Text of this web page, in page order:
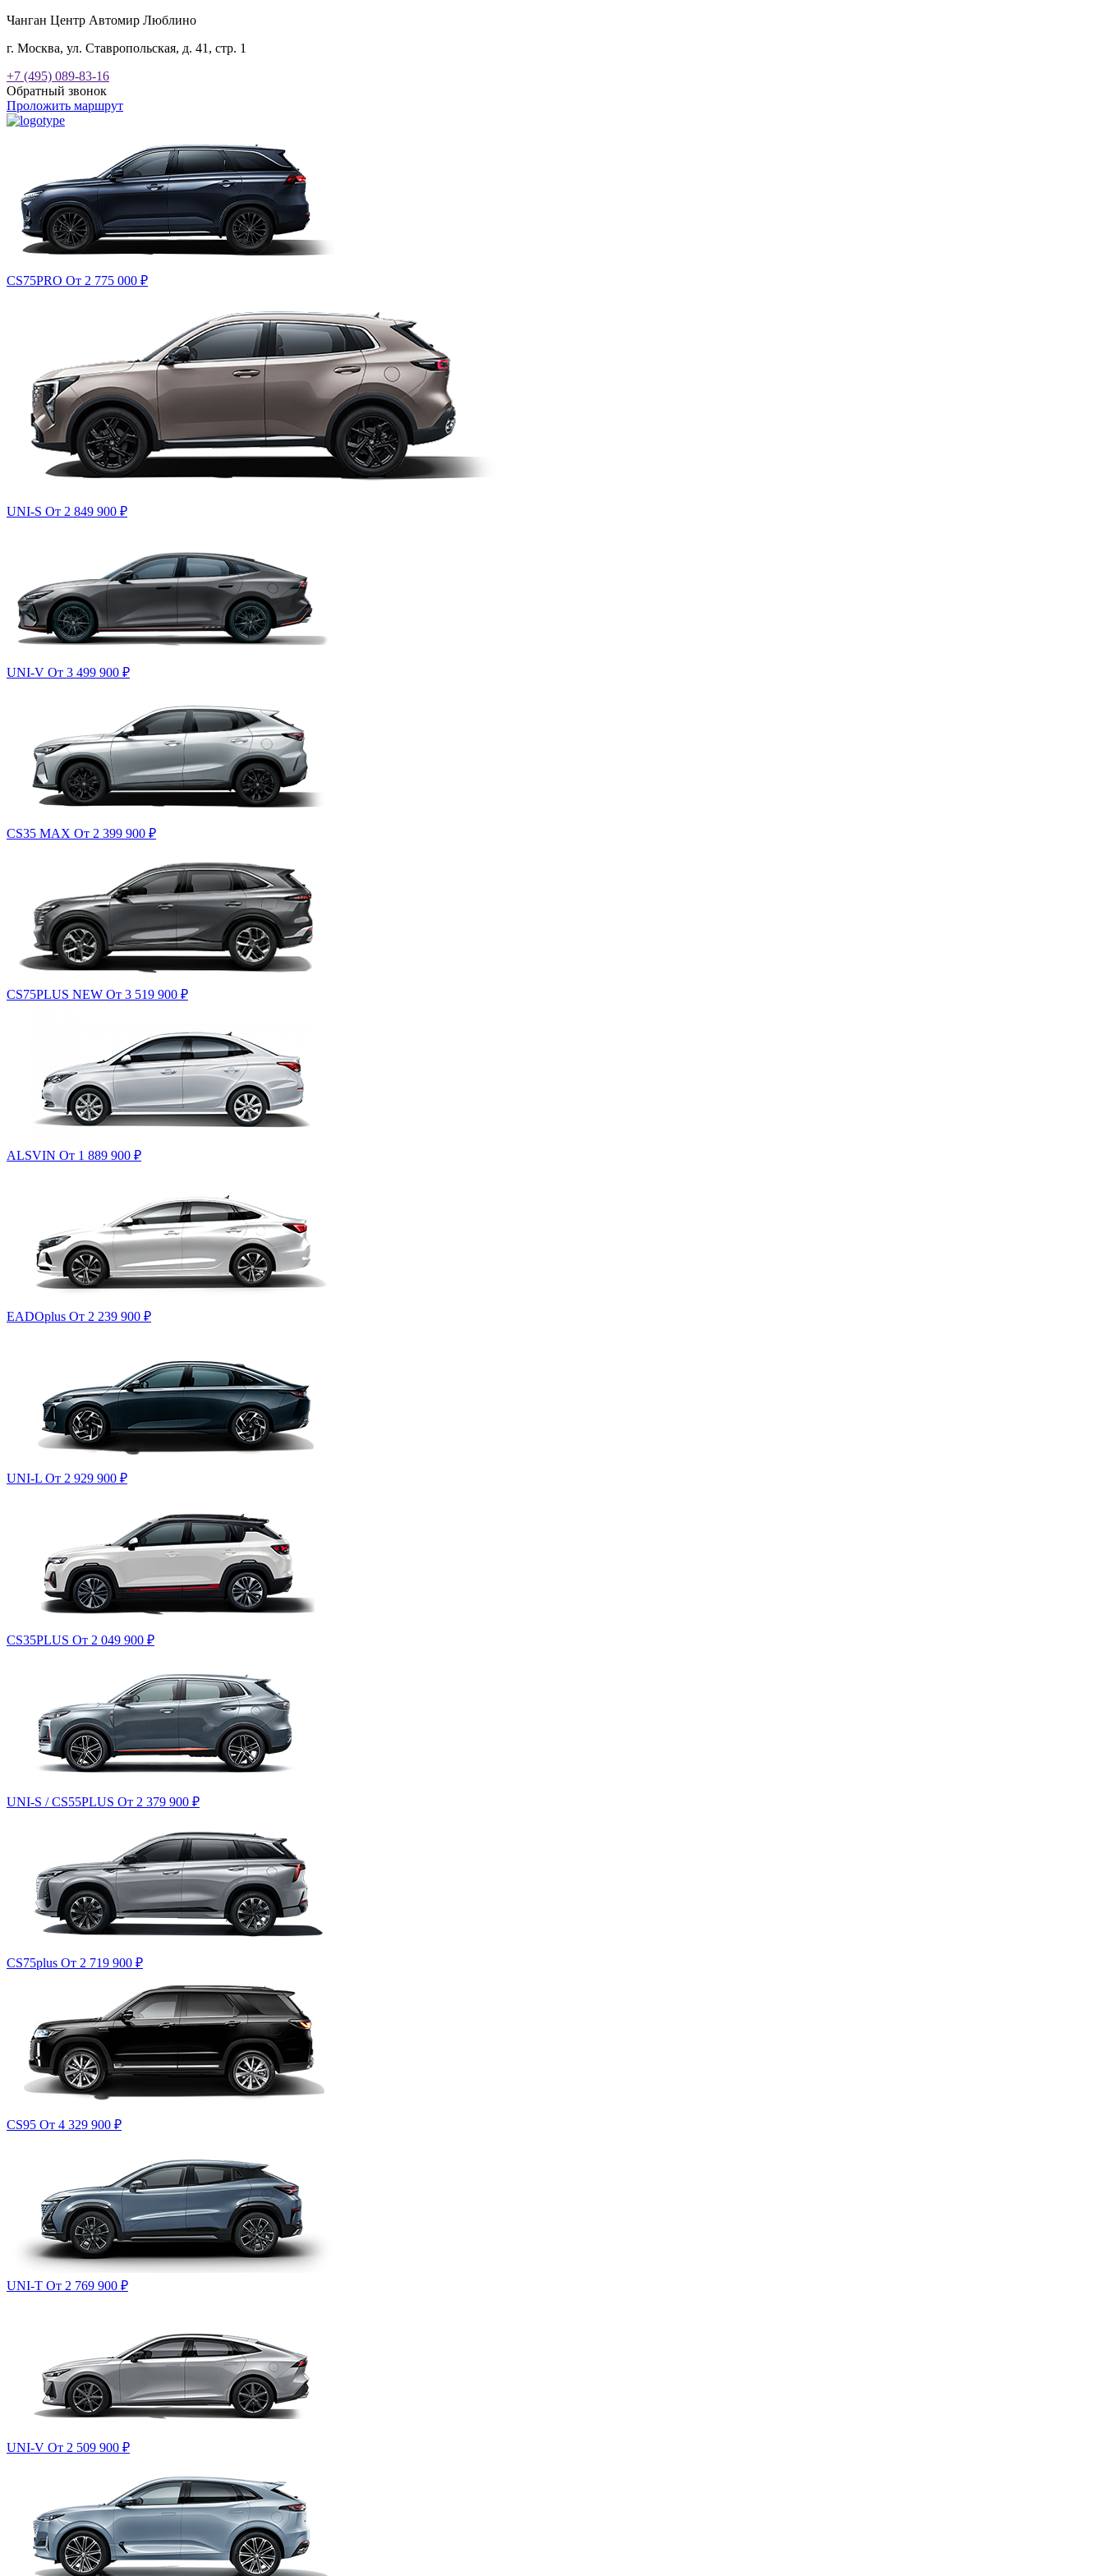
Чанган Центр Автомир Люблино
г. Москва, ул. Ставропольская, д. 41, стр. 1
+7 (495) 089-83-16
Обратный звонок
Проложить маршрут
CS75PRO От 2 775 000 ₽
UNI-S От 2 849 900 ₽
UNI-V От 3 499 900 ₽
CS35 MAX От 2 399 900 ₽
CS75PLUS NEW От 3 519 900 ₽
ALSVIN От 1 889 900 ₽
EADOplus От 2 239 900 ₽
UNI-L От 2 929 900 ₽
CS35PLUS От 2 049 900 ₽
UNI-S / CS55PLUS От 2 379 900 ₽
CS75plus От 2 719 900 ₽
CS95 От 4 329 900 ₽
UNI-T От 2 769 900 ₽
UNI-V От 2 509 900 ₽